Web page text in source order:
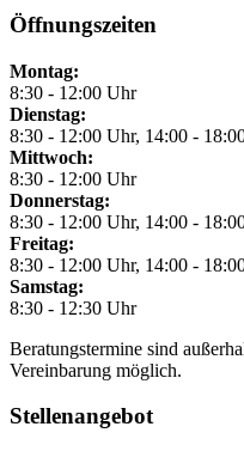
Öffnungszeiten
Montag:
8:30 - 12:00 Uhr
Dienstag:
8:30 - 12:00 Uhr, 14:00 -
Mittwoch:
8:30 - 12:00 Uhr
Donnerstag:
8:30 - 12:00 Uhr, 14:00 -
Freitag:
8:30 - 12:00 Uhr, 14:00 -
Samstag:
8:30 - 12:30 Uhr
Beratungstermine sind
Vereinbarung möglich.
Stellenangebot